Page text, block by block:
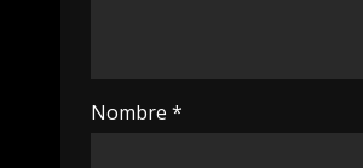
Nombre *